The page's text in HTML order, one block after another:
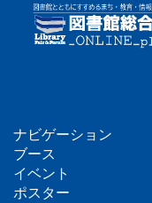
フ
ッ
ナビゲーション
ブース
イベント
ポスター